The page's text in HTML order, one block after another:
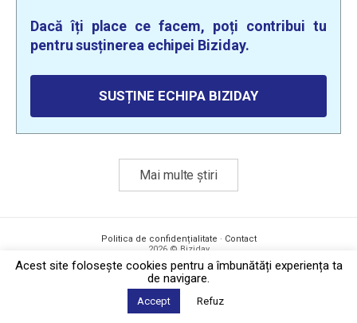
Dacă îți place ce facem, poți contribui tu
pentru susținerea echipei Biziday.
SUSȚINE ECHIPA BIZIDAY
Mai multe știri
Politica de confidențialitate · Contact
2026 © Biziday
Acest site foloseşte cookies pentru a îmbunătăți experiența ta
de navigare.
Accept Refuz